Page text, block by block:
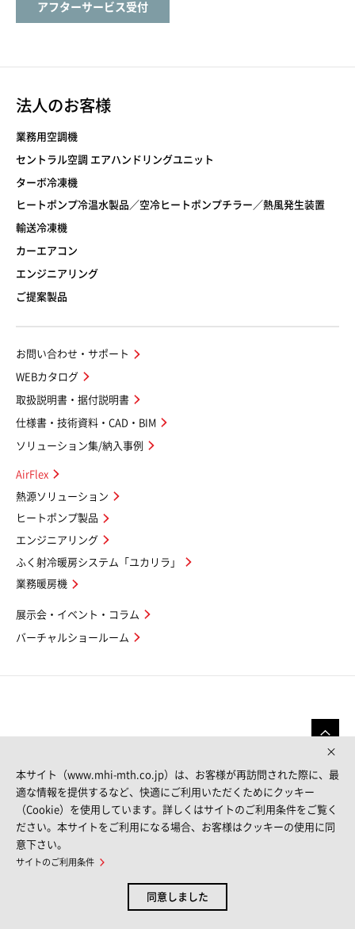
アフターサービス受付
法人のお客様
業務用空調機
セントラル空調 エアハンドリングユニット
ターボ冷凍機
ヒートポンプ冷温水製品／空冷ヒートポンプチラー／熱風発生装置
輸送冷凍機
カーエアコン
エンジニアリング
ご提案製品
お問い合わせ・サポート
WEBカタログ
取扱説明書・据付説明書
仕様書・技術資料・CAD・BIM
ソリューション集/納入事例
AirFlex
熱源ソリューション
ヒートポンプ製品
エンジニアリング
ふく射冷暖房システム「ユカリラ」
業務暖房機
展示会・イベント・コラム
バーチャルショールーム
FOLLOW US
サイトのご利用条件 個人情報保護方針
© MITSUBISHI HEAVY INDUSTRIES THERMAL SYSTEMS, LTD.
本サイト（www.mhi-mth.co.jp）は、お客様が再訪問された際に、最
適な情報を提供するなど、快適にご利用いただくためにクッキー
（Cookie）を使用しています。詳しくはサイトのご利用条件をご覧く
ださい。本サイトをご利用になる場合、お客様はクッキーの使用に同
意下さい。
サイトのご利用条件
同意しました